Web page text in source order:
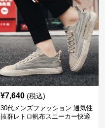
¥7,640 (税込)
30代メンズファッション 通気性
抜群レトロ帆布スニーカー快適